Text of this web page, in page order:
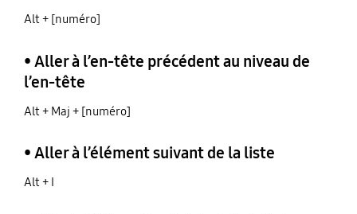
Alt + [numéro]
• Aller à l’en-tête précédent au niveau de
l’en-tête
Alt + Maj + [numéro]
• Aller à l’élément suivant de la liste
Alt + I